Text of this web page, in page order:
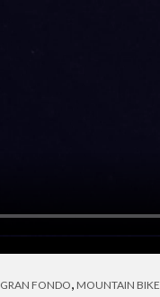
GRAN FONDO, MOUNTAIN BIKE